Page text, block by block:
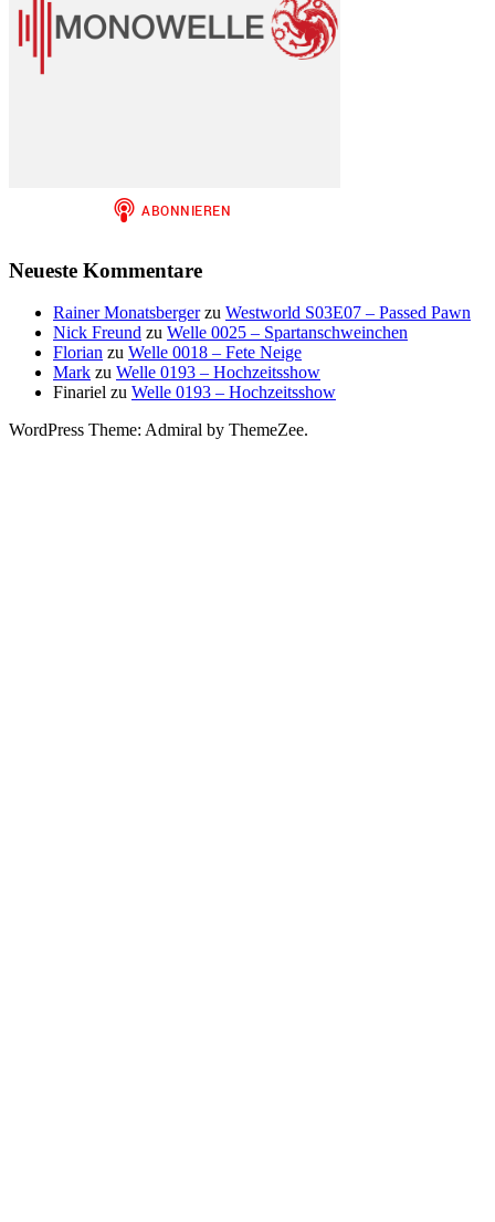
Neueste Kommentare
Rainer Monatsbergerzu Westworld S03E07 – Passed Pawn
Nick Freund zu Welle 0025 – Spartanschweinchen
Florian zu Welle 0018 – Fete Neige
Mark zu Welle 0193 – Hochzeitsshow
Finariel zu Welle 0193 – Hochzeitsshow
WordPress Theme: Admiral by ThemeZee.